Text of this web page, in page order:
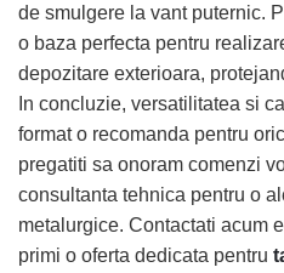
de smulgere la vant puternic.
o baza perfecta pentru
depozitare exterioara,
In concluzie, versatilitatea si
format o recomanda pentru
pregatiti sa onoram comenzi
consultanta tehnica pentru o
metalurgice. Contactati acum
primi o oferta dedicata pentru